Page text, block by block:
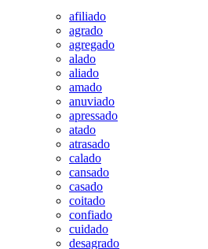
afiliado
agrado
agregado
alado
aliado
amado
anuviado
apressado
atado
atrasado
calado
cansado
casado
coitado
confiado
cuidado
desagrado